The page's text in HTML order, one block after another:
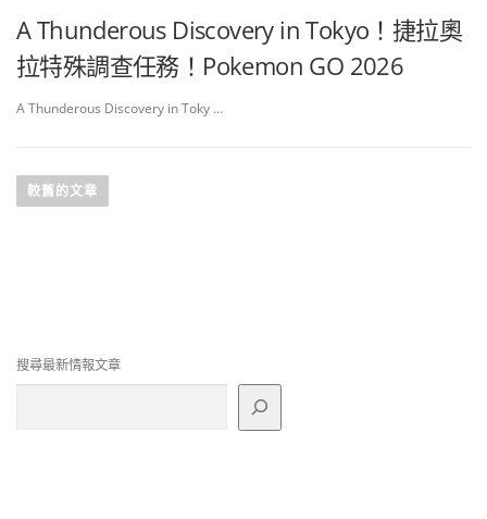
A Thunderous Discovery in Tokyo！捷拉奧
拉特殊調查任務！Pokemon GO 2026
A Thunderous Discovery in Toky …
章
較舊的文章
搜尋最新情報文章